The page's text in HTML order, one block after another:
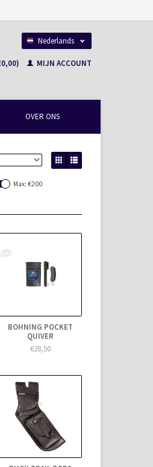
Nederlands
MIJN ACCOUNT
OVER ONS
Max: €200
BOHNING POCKET
QUIVER
€28,50